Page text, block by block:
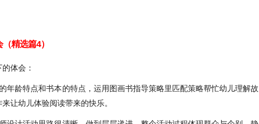
精选篇4）
体会：
年龄特点和书本的特点，运用图画书指导策略里匹配策略帮忙幼儿理解故
让幼儿体验阅读带来的快乐。